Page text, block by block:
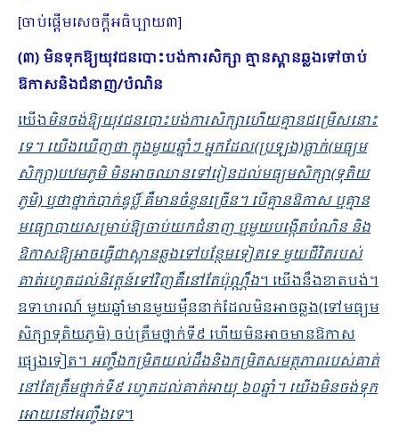
[ចាប់ផ្ដើមសេចក្ដីអធិប្បាយ៣]
(៣) មិនទុកឱ្យយុវជនបោះបង់ការសិក្សា គ្មានស្ពានឆ្លងទៅចាប់
ឱកាសនិងជំនាញ/បំណិន
យើងមិនចង់ឱ្យយុវជនបោះបង់ការសិក្សាហើយគ្មានជម្រើសនោះ
ទេ។ យើងឃើញថា ក្នុងមួយឆ្នាំៗ អ្នកដែល(ប្រឡង)ធ្លាក់(មធ្យម
សិក្សា)បឋមភូមិ មិនអាចឈានទៅរៀនដល់មធ្យមសិក្សា(ទុតិយ
ភូមិ) ឬថាថ្នាក់បាក់ឌូប្លិ៍ គឺមានចំនួនច្រើន។ បើគ្មានឱកាស ឬគ្មាន
មធ្យោបាយសម្រាប់ឱ្យចាប់យកជំនាញ ឬមួយបង្កើតបំណិន និង
ឱកាសឱ្យអាចធ្វើជាស្ពានឆ្លងទៅបន្ថែមទៀតទេ មួយជីវិតរបស់
គាត់រហូតដល់និវត្តន៍ទៅវិញគឺនៅតែប៉ុណ្ណឹង។ យើងនឹងខាតបង់។
ឧទាហរណ៍ មួយឆ្នាំមានមួយម៉ឺននាក់ដែលមិនអាចឆ្លង(ទៅមធ្យម
សិក្សាទុតិយភូមិ) ចប់ត្រឹមថ្នាក់ទី៩ ហើយមិនអាចមានឱកាស
ផ្សេងទៀត។អញ្ចឹងកម្រិតយល់ដឹងនិងកម្រិតសមត្ថភាពរបស់គាត់
នៅតែត្រឹមថ្នាក់ទី៩ រហូតដល់គាត់អាយុ ៦០ឆ្នាំ។ យើងមិនចង់ទុក
អោយនៅអញ្ចឹងទេ។